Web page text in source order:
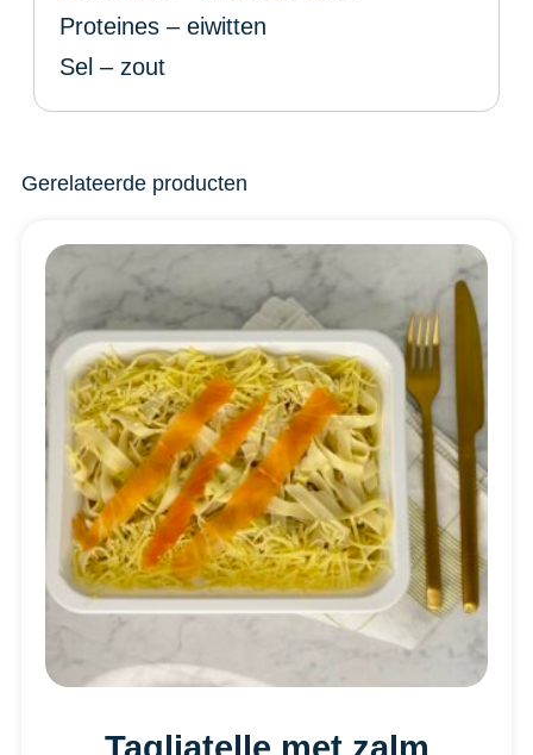
Proteines – eiwitten
Sel – zout
Gerelateerde producten